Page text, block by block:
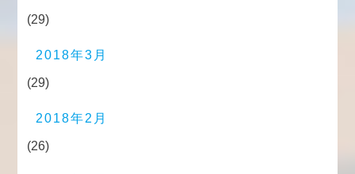
(29)
2018年3月
(29)
2018年2月
(26)